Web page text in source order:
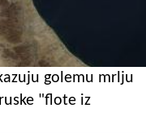
golemu mrlju
"flote iz